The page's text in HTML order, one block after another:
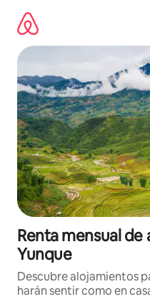
contenido
Renta mensual de
Yunque
Descubre alojamientos
harán sentir como en